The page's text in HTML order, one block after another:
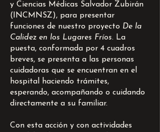
y Ciencias Médicas Salvador Zubirán
( INCMNSZ), para presentar
funciones de nuestro proyecto De la
Calidez en los Lugares Fríos. La
puesta, conformada por 4 cuadros
breves, se presenta a las personas
cuidadoras que se encuentran en el
hospital haciendo trámites,
esperando, acompañando o cuidando
directamente a su familiar.
Con esta acción y con actividades